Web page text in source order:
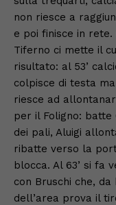
non riesce a
e poi finisce in
Tiferno ci mette il
risultato: al 53’
colpisce di testa
riesce ad
per il Foligno:
dei pali, Aluigi
ribatte verso la
blocca. Al 63’ si fa
con Bruschi che,
dell’area prova il